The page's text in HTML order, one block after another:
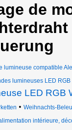
de
lumineuse compatible
lumineuses LED RGB
LED RGB
• Weihnachts-
intérieure,